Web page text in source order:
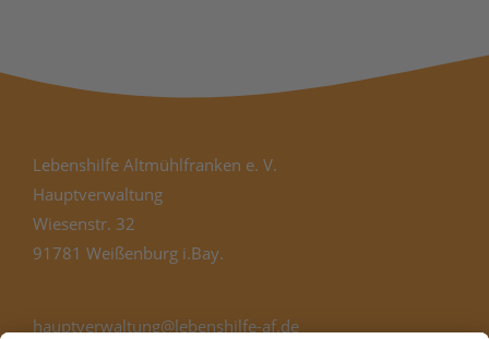
Lebenshilfe Altmühlfranken e. V.
Hauptverwaltung
Wiesenstr. 32
91781 Weißenburg i.Bay.
hauptverwaltung@lebenshilfe-af.de